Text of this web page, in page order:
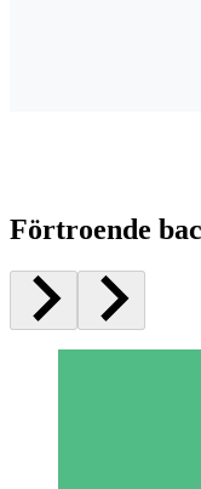
Förtroende